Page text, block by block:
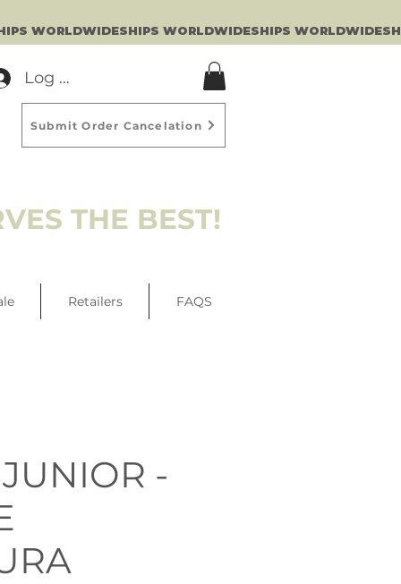
Log In
THE BEST!
Submit Order Cancelation
Retailers FAQS
-